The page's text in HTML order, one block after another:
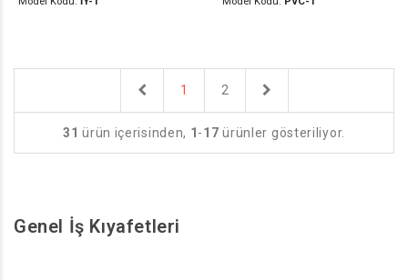
Previous
1 2 Next
31 ürün içerisinden, 1 -17 ürünler gösteriliyor.
Genel İş Kıyafetleri